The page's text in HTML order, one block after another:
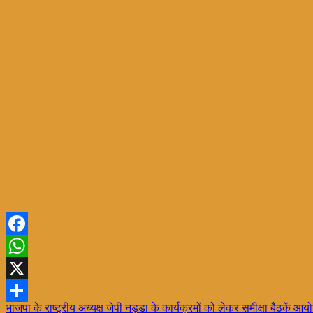
Facebook
WhatsApp
X
भाजपा के राष्ट्रीय अध्यक्ष जेपी नड्डा के कार्यक्रमों को लेकर समीक्षा बैठकें